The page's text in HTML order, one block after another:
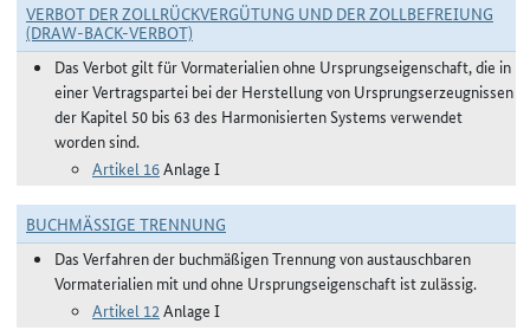
VERBOT DER ZOLLRÜCKVERGÜTUNG UND DER ZOLLBEFREIUNG
(DRAW-BACK-VERBOT)
Das Verbot gilt für Vormaterialien ohne Ursprungseigenschaft, die in
einer Vertragspartei bei der Herstellung von Ursprungserzeugnissen
der Kapitel 50 bis 63 des Harmonisierten Systems verwendet
worden sind.
Artikel 16Anlage I
BUCHMÄSSIGE TRENNUNG
Das Verfahren der buchmäßigen Trennung von austauschbaren
Vormaterialien mit und ohne Ursprungseigenschaft ist zulässig.
Artikel 12 Anlage I